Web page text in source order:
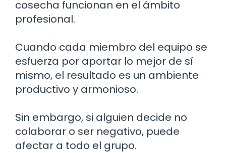
cosecha funcionan en el ámbito
profesional.
Cuando cada miembro del equipo se
esfuerza por aportar lo mejor de sí
mismo, el resultado es un ambiente
productivo y armonioso.
Sin embargo, si alguien decide no
colaborar o ser negativo, puede
afectar a todo el grupo.